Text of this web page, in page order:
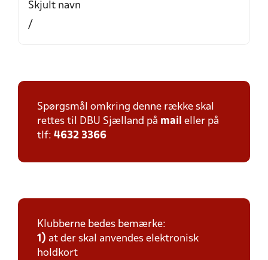
Skjult navn
/
Spørgsmål omkring denne række skal
rettes til DBU Sjælland på mail eller på
tlf: 4632 3366
Klubberne bedes bemærke:
1) at der skal anvendes elektronisk
holdkort